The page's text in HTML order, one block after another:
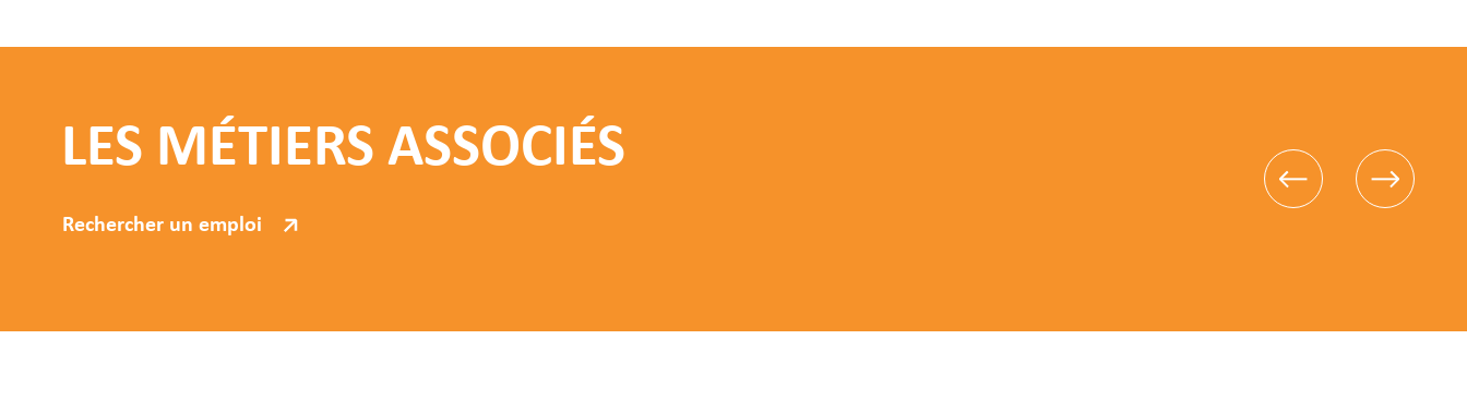
LES MÉTIERS ASSOCIÉS
Rechercher un emploi